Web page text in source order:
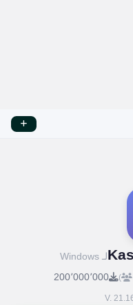
لـ Windows
) 200٬000٬000
V.